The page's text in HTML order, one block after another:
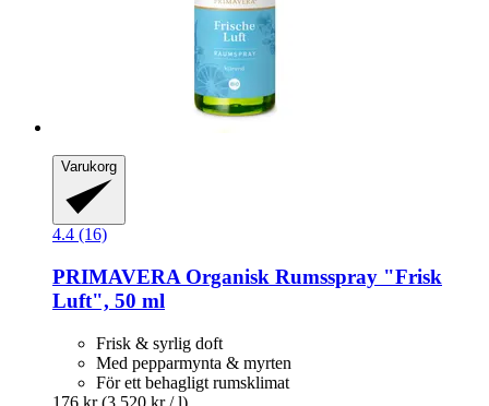
Varukorg
4.4 (16)
PRIMAVERA Organisk Rumsspray "Frisk
Luft", 50 ml
Frisk & syrlig doft
Med pepparmynta & myrten
För ett behagligt rumsklimat
176 kr (3 520 kr / l)